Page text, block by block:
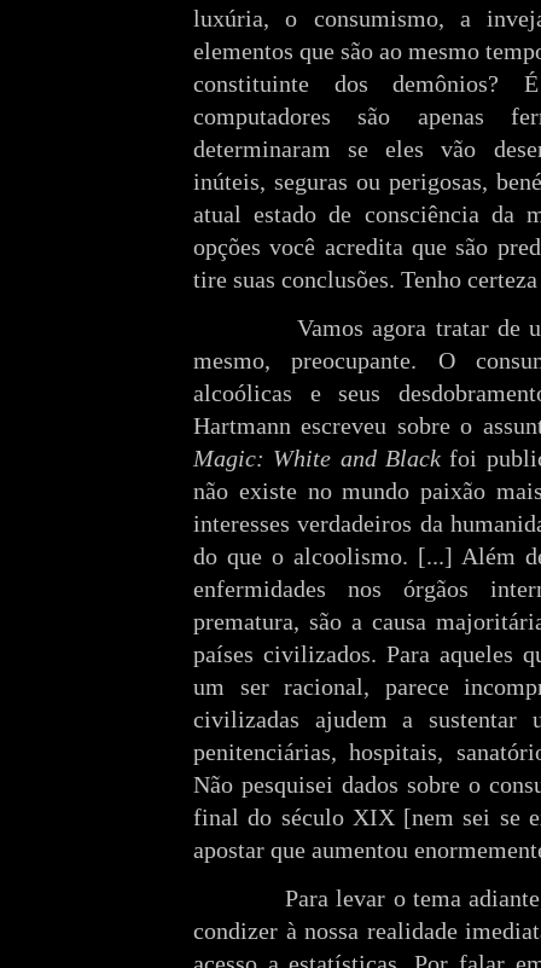
luxúria, o consumismo, a
elementos que são ao mesmo
constituinte dos
computadores são apenas
determinaram se eles vão
inúteis, seguras ou perigosas,
atual estado de consciência da
opções você acredita que são
tire suas conclusões. Tenho
Vamos agora tratar de
mesmo, preocupante. O
alcoólicas e seus
Hartmann escreveu sobre o
Magic: White and Black foi
não existe no mundo paixão
interesses verdadeiros da
do que o alcoolismo. [...] Além
enfermidades nos órgãos
prematura, são a causa
países civilizados. Para aqueles
um ser racional, parece
civilizadas ajudem a sustentar
penitenciárias, hospitais,
Não pesquisei dados sobre o
final do século XIX [nem sei se
apostar que aumentou
Para levar o tema
condizer à nossa realidade